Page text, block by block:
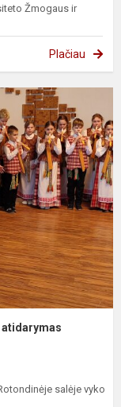
Žmogaus ir
Plačiau
atidarymas
salėje vyko